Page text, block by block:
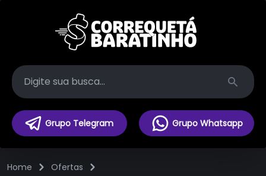
Search
Grupo Telegram Grupo Whatsapp
Home Ofertas